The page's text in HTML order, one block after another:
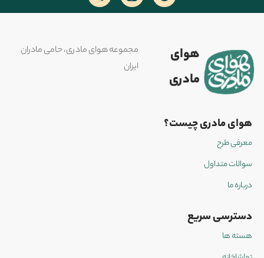
هوای
مادری
مجموعه هوای مادری، حامی مادران
ایران
هوای مادری چیست؟
معرفی طرح
سوالات متداول
درباره ما
دسترسی سریع
هسته ها